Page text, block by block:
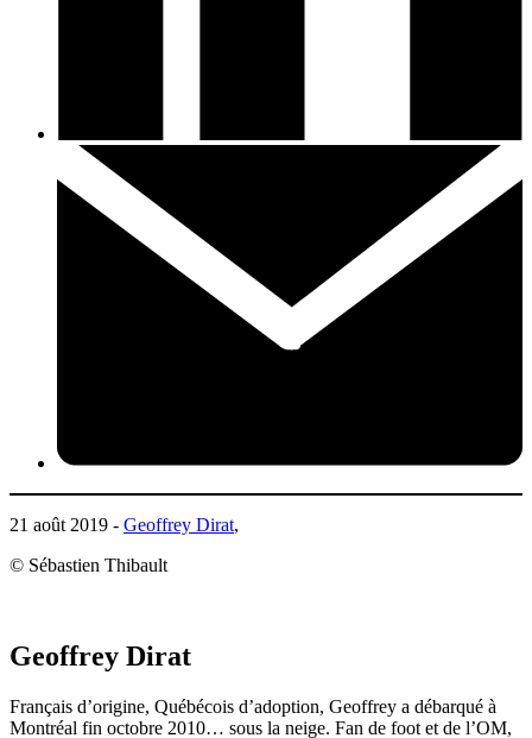
21 août 2019 - Geoffrey Dirat,
© Sébastien Thibault
Geoffrey Dirat
Français d’origine, Québécois d’adoption, Geoffrey a débarqué à
Montréal fin octobre 2010… sous la neige. Fan de foot et de l’OM,